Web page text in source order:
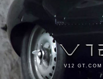
V12